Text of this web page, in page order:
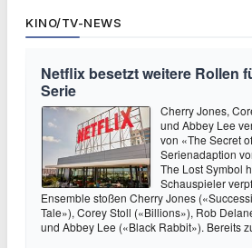
KINO/TV-NEWS
Netflix besetzt weitere Rollen
Serie
Cherry Jones,
und Abbey Lee
von «The Secret
Serienadaption
The Lost Symbol
Schauspieler
Ensemble stoßen Cherry Jones
Tale»), Corey Stoll («Billions»), Rob
und Abbey Lee («Black Rabbit»). Bereits